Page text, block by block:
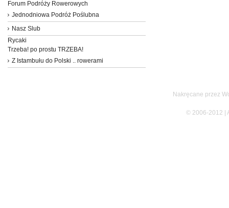
Forum Podróży Rowerowych
Jednodniowa Podróż Poślubna
Nasz Slub
Rycaki
Trzeba! po prostu TRZEBA!
Z Istambułu do Polski .. rowerami
Nakręcane przez
© 2006-2012 |